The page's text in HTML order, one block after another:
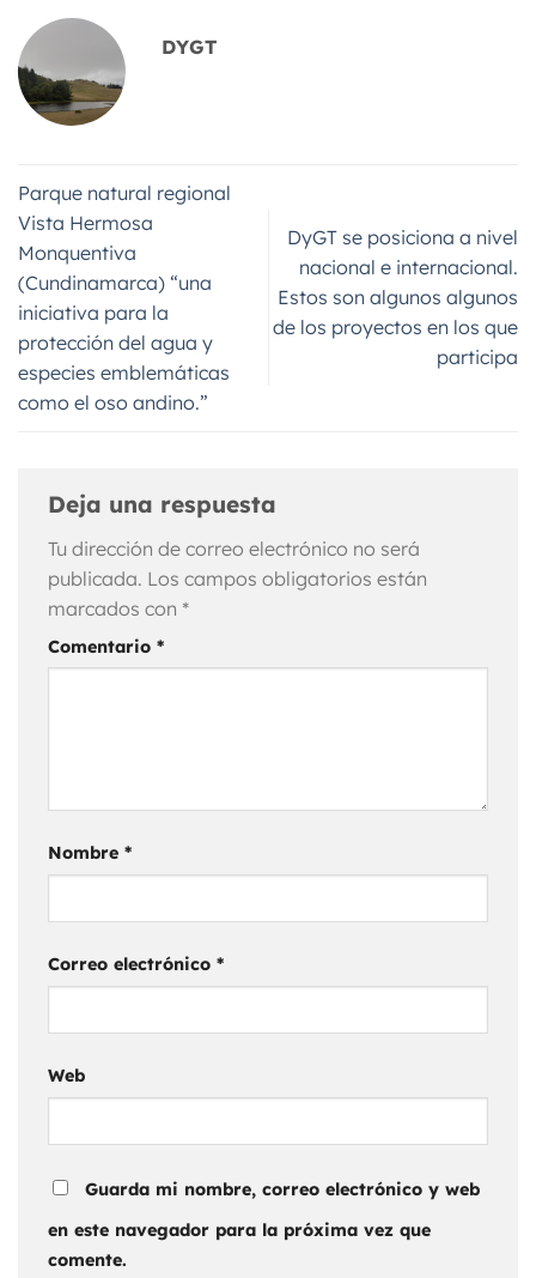
DYGT
Parque natural regional
Vista Hermosa
Monquentiva
(Cundinamarca) “una
iniciativa para la
protección del agua y
especies emblemáticas
como el oso andino.”
DyGT se posiciona a nivel
nacional e internacional.
Estos son algunos algunos
de los proyectos en los que
participa
Deja una respuesta
Tu dirección de correo electrónico no será
publicada. Los campos obligatorios están
marcados con *
Comentario *
Nombre *
Correo electrónico *
Web
Guarda mi nombre, correo electrónico y web
en este navegador para la próxima vez que
comente.